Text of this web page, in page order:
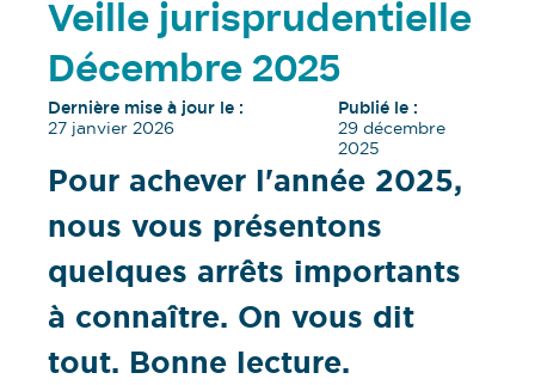
Veille jurisprudentielle
Décembre 2025
Dernière mise à jour le :
27 janvier 2026
Publié le :
29 décembre
2025
Pour achever l'année 2025,
nous vous présentons
quelques arrêts importants
à connaître. On vous dit
tout. Bonne lecture.